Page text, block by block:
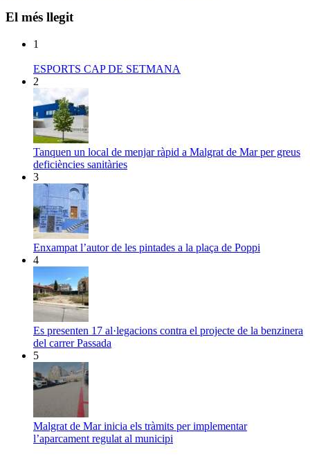
El més llegit
1
ESPORTS CAP DE SETMANA
2
Tanquen un local de menjar ràpid a Malgrat de Mar per greus
deficiències sanitàries
3
Enxampat l’autor de les pintades a la plaça de Poppi
4
Es presenten 17 al·legacions contra el projecte de la benzinera
del carrer Passada
5
Malgrat de Mar inicia els tràmits per implementar
l’aparcament regulat al municipi